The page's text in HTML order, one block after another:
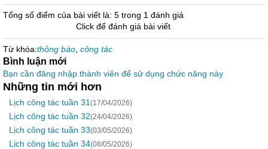
Tổng số điểm của bài viết là: 5 trong 1 đánh giá
Click để đánh giá bài viết
Từ khóa:thông báo công tác
Bình luận mới
Bạn cần đăng nhập thành viên để sử dụng chức năng này
Những tin mới hơn
Lịch công tác tuần 31 (17/04/2026)
Lịch công tác tuần 32(24/04/2026)
Lịch công tác tuần 33(03/05/2026)
Lịch công tác tuần 34(08/05/2026)